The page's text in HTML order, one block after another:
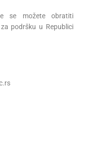
se možete obratiti
podršku u Republici